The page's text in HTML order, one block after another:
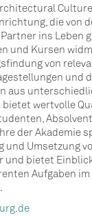
die von
ins Leben
und Kursen
von
und
aus
bietet wertvolle
der Akademie
und Umsetzung
und bietet
Aufgaben